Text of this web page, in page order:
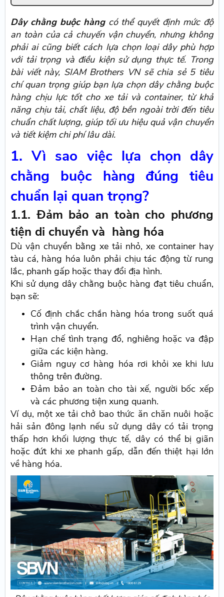
Dây chằng buộc hàngcó thể quyết định mức độ
an toàn của cả chuyến vận chuyển, nhưng không
phải ai cũng biết cách lựa chọn loại dây phù hợp
với tải trọng và điều kiện sử dụng thực tế. Trong
bài viết này, SIAM Brothers VN sẽ chia sẻ 5 tiêu
chí quan trọng giúp bạn lựa chọn dây chằng buộc
hàng chịu lực tốt cho xe tải và container, từ khả
năng chịu tải, chất liệu, độ bền ngoài trời đến tiêu
chuẩn chất lượng, giúp tối ưu hiệu quả vận chuyển
và tiết kiệm chi phí lâu dài.
1. Vì sao việc lựa chọn dây
chằng buộc hàng đúng tiêu
chuẩn lại quan trọng?
1.1. Đảm bảo an toàn cho phương
tiện di chuyển và hàng hóa
Dù vận chuyển bằng xe tải nhỏ, xe container hay
tàu cá, hàng hóa luôn phải chịu tác động từ rung
lắc, phanh gấp hoặc thay đổi địa hình.
Khi sử dụng dây chằng buộc hàng đạt tiêu chuẩn,
bạn sẽ:
Cố định chắc chắn hàng hóa trong suốt quá
trình vận chuyển.
Hạn chế tình trạng đổ, nghiêng hoặc va đập
giữa các kiện hàng.
Giảm nguy cơ hàng hóa rơi khỏi xe khi lưu
thông trên đường.
Đảm bảo an toàn cho tài xế, người bốc xếp
và các phương tiện xung quanh.
Ví dụ, một xe tải chở bao thức ăn chăn nuôi hoặc
hải sản đông lạnh nếu sử dụng dây có tải trọng
thấp hơn khối lượng thực tế, dây có thể bị giãn
hoặc đứt khi xe phanh gấp, dẫn đến thiệt hại lớn
về hàng hóa.